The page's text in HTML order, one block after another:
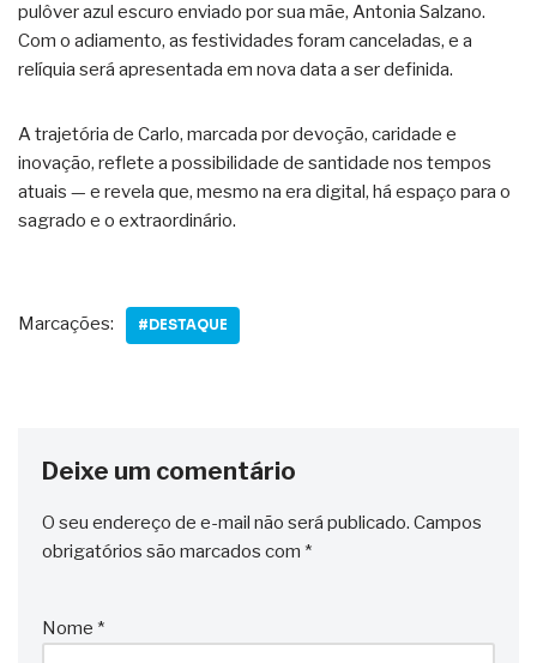
pulôver azul escuro enviado por sua mãe, Antonia Salzano.
Com o adiamento, as festividades foram canceladas, e a
relíquia será apresentada em nova data a ser definida.
A trajetória de Carlo, marcada por devoção, caridade e
inovação, reflete a possibilidade de santidade nos tempos
atuais — e revela que, mesmo na era digital, há espaço para o
sagrado e o extraordinário.
Marcações: #DESTAQUE
Deixe um comentário
O seu endereço de e-mail não será publicado. Campos
obrigatórios são marcados com *
Nome *